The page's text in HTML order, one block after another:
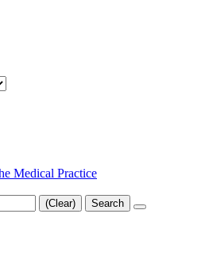
Medical Practice
(Clear) Search